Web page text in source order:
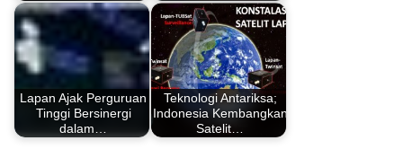
Lapan Ajak Perguruan
Tinggi Bersinergi
dalam…
Teknologi Antariksa;
Indonesia Kembangkan
Satelit…